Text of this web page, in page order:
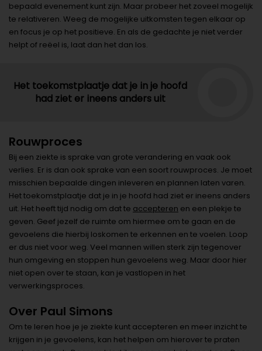
bepaald evenement kunt zijn. Maar probeer het zoveel mogelijk
te relativeren. Weeg de mogelijke uitkomsten tegen elkaar op
en focus je op het positieve. En als de gedachte je niet verder
helpt of reëel is, laat dan het dan los.
Het toekomstplaatje dat je in je hoofd
had ziet er ineens anders uit
Rouwproces
Bij een ziekte is sprake van grote verandering en vaak ook
verlies. Er is dan ook sprake van een soort rouwproces. Je moet
misschien bepaalde dingen inleveren en plannen laten varen.
Het toekomstplaatje dat je in je hoofd had ziet er ineens anders
uit. Het heeft tijd nodig om dat te accepteren en een plekje te
geven. Geef jezelf de ruimte om hiermee om te gaan en de
gevoelens die hierbij loskomen te erkennen en te voelen. Loop
er dus niet voor weg. Veel mannen willen sterk zijn tegenover
hun omgeving en stoppen hun gevoelens weg. Maar door hier
niet open over te staan, kan je vastlopen in het
verwerkingsproces.
Over Paul Simons
Om te leren hoe je je ziekte kunt accepteren en meer inzicht te
krijgen in je gevoelens, kan het helpen om hierover te praten